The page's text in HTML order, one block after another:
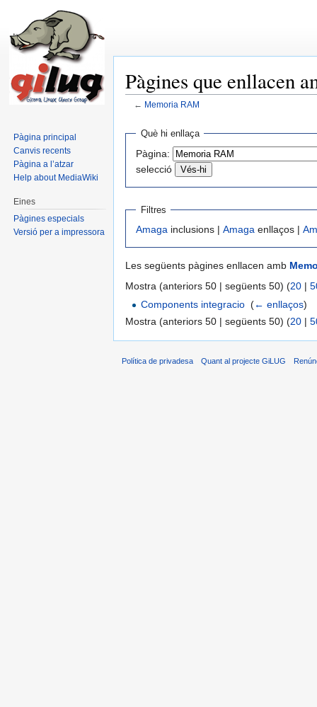
Pàgines que enllacen
← Memoria RAM
Què hi enllaça
Pàgina:
selecció
Filtres
Amaga inclusions | Amaga enllaços |
Les següents pàgines enllacen amb
Mostra (anteriors 50 | següents 50) (20 |
Components integracio ‎(← enllaços)
Mostra (anteriors 50 | següents 50) (20 |
Pàgina principal
Canvis recents
Pàgina a l’atzar
Help about MediaWiki
Eines
Pàgines especials
Versió per a impressora
Política de privadesa Quant al projecte GiLUG